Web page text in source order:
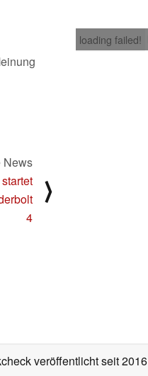
loading failed!
News
4
⟩
veröffentlichtseit 2016